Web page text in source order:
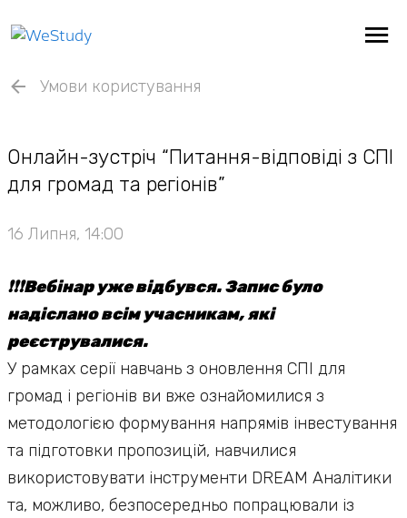
Умови користування
Онлайн-зустріч “Питання-відповіді з СПІ
для громад та регіонів”
16 Липня, 14:00
❗️❗️❗️Вебінар уже відбувся. Запис було
надіслано всім учасникам, які
реєструвалися.
У рамках серії навчань з оновлення СПІ для
громад і регіонів ви вже ознайомилися з
методологією формування напрямів інвестування
та підготовки пропозицій, навчилися
використовувати інструменти DREAM Аналітики
та, можливо, безпосередньо попрацювали із